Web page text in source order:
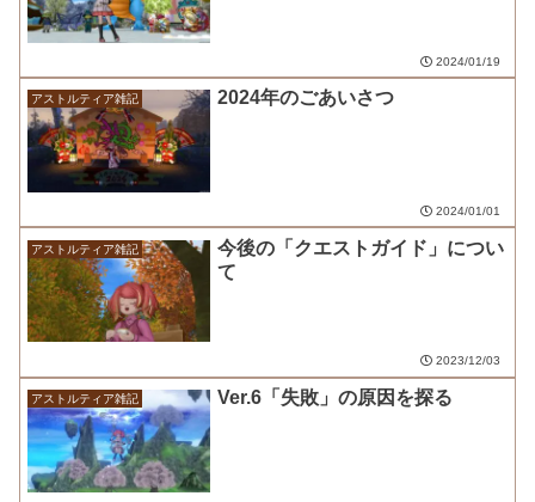
2024/01/19
アストルティア雑記 2024年のごあいさつ
2024/01/01
アストルティア雑記
今後の「クエストガイド」につい
て
2023/12/03
アストルティア雑記 Ver.6「失敗」の原因を探る